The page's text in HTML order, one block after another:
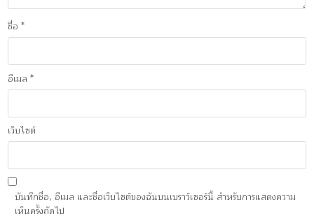
ชื่อ*
อีเมล*
เว็บไซต์
บันทึกชื่อ, อีเมล และชื่อเว็บไซต์ของฉันบนเบราว์เซอร์นี้ สำหรับการแสดงความ
เห็นครั้งถัดไป